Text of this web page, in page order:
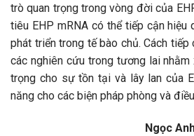
trò quan trọng trong vòng đời của
tiêu EHP mRNA có thể tiếp cận hiệu
phát triển trong tế bào chủ. Cách tiếp
các nghiên cứu trong tương lai
trọng cho sự tồn tại và lây lan của
năng cho các biện pháp phòng và
Ngọc